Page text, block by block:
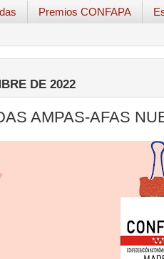
Premios CONFAPA
DE 2022
AMPAS-AFAS